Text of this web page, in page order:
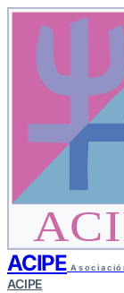
ACIPE
ACIPE